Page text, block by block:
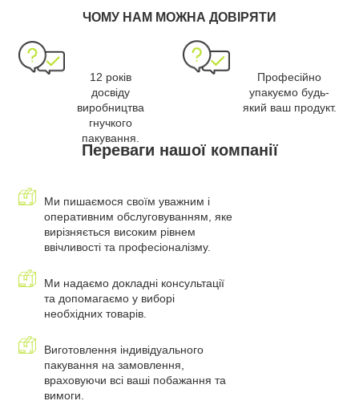
ЧОМУ НАМ МОЖНА ДОВІРЯТИ
12 років
досвіду
виробництва
гнучкого
пакування.
Професійно
упакуємо будь-
який ваш продукт.
Переваги нашої компанії
Ми пишаємося своїм уважним і
оперативним обслуговуванням, яке
вирізняється високим рівнем
ввічливості та професіоналізму.
Ми надаємо докладні консультації
та допомагаємо у виборі
необхідних товарів.
Виготовлення індивідуального
пакування на замовлення,
враховуючи всі ваші побажання та
вимоги.